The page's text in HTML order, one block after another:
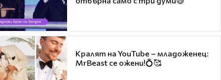
Кралят на YouTube – младоженец:
MrBeast се ожени!💍🥰